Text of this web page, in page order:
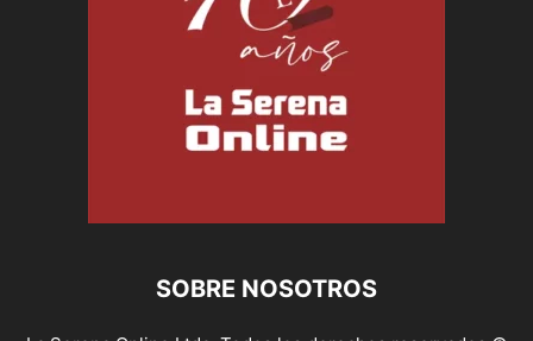
SOBRE NOSOTROS